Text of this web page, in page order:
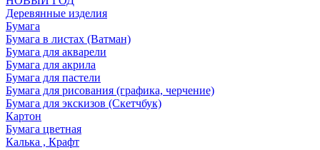
Деревянные изделия
Бумага
Бумага в листах (Ватман)
Бумага для акварели
Бумага для акрила
Бумага для пастели
Бумага для рисования (графика, черчение)
Бумага для экскизов (Скетчбук)
Картон
Бумага цветная
Калька , Крафт